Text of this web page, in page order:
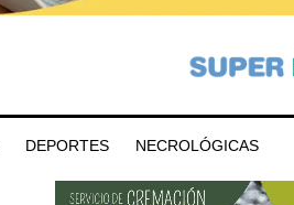
DEPORTES NECROLÓGICAS